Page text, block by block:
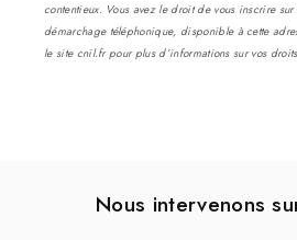
contentieux. Vous avez le droit de vous inscrire
démarchage téléphonique, disponible à cette
le site cnil.fr pour plus d’informations sur vos
Nous intervenons